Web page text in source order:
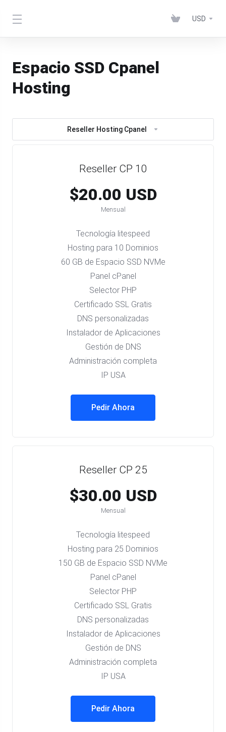
USD
Espacio SSD Cpanel
Hosting
Reseller Hosting Cpanel
Reseller CP 10
$20.00 USD
Mensual
Tecnología litespeed
Hosting para 10 Dominios
60 GB de Espacio SSD NVMe
Panel cPanel
Selector PHP
Certificado SSL Gratis
DNS personalizadas
Instalador de Aplicaciones
Gestión de DNS
Administración completa
IP USA
Pedir Ahora
Reseller CP 25
$30.00 USD
Mensual
Tecnología litespeed
Hosting para 25 Dominios
150 GB de Espacio SSD NVMe
Panel cPanel
Selector PHP
Certificado SSL Gratis
DNS personalizadas
Instalador de Aplicaciones
Gestión de DNS
Administración completa
IP USA
Pedir Ahora